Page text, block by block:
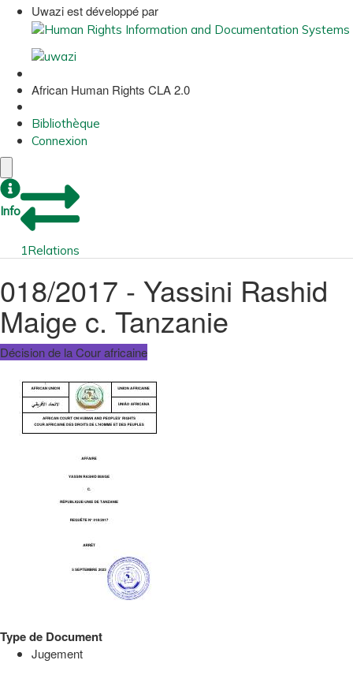
Uwazi est développé par
African Human Rights CLA 2.0
Bibliothèque
Connexion
Info
1Relations
018/2017 - Yassini Rashid
Maige c. Tanzanie
Décision de la Cour africaine
Type de Document
Jugement